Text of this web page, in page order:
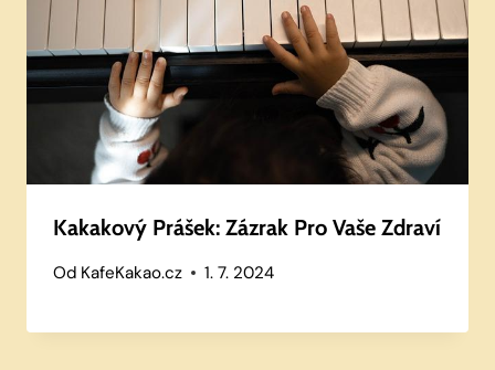
Kakakový Prášek: Zázrak Pro Vaše Zdraví
Od KafeKakao.cz 1. 7. 2024